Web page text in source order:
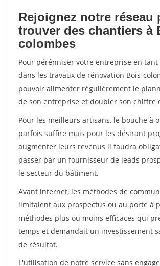
Rejoignez notre réseau
trouver des chantiers à
colombes
Pour pérénniser votre entreprise en
dans les travaux de rénovation Bois-
pouvoir alimenter régulièrement le
de son entreprise et doubler son chiffre
Pour les meilleurs artisans, le bouche à
parfois suffire mais pour les désirant
augmenter leurs revenus il faudra
passer par un fournisseur de leads
le secteur du bâtiment.
Avant internet, les méthodes de
limitaient aux prospectus ou au porte à
méthodes plus ou moins efficaces qui
temps et demandait un investissement
de résultat.
L'utilisation de notre service sans